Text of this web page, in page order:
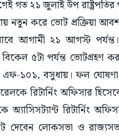
গত ২১ জুলাই উপ রাষ্ট্রপতির
নতুন করে ভোট প্রক্রিয়া
আগামী ২১ আগস্ট পর্যন্ত।
৫টা পর্যন্ত ভোটগ্রহণ
১০১, বসুধায়। ফল ঘোষণা
রিটার্নিং অফিসার
রিটার্নিং
দেবেন লোকসভা ও